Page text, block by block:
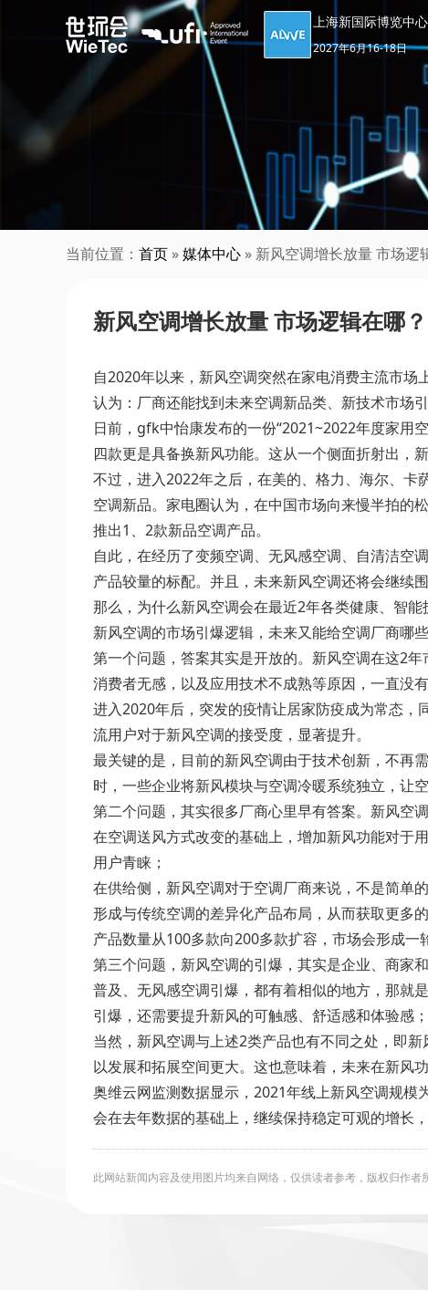
上海新国际博览中心
2027年6月16-18日
当前位置： 首页 »媒体中心 » 新风空调增长放量 市场逻
新风空调增长放量 市场逻辑在哪？
自2020年以来，新风空调突然在家电消费主流市
认为：厂商还能找到未来空调新品类、新技术市场引
日前，gfk中怡康发布的一份“2021~2022年度家用
四款更是具备换新风功能。这从一个侧面折射出，
不过，进入2022年之后，在美的、格力、海尔、
空调新品。家电圈认为，在中国市场向来慢半拍的
推出1、2款新品空调产品。
自此，在经历了变频空调、无风感空调、自清洁空
产品较量的标配。并且，未来新风空调还将会继续
那么，为什么新风空调会在最近2年各类健康、智
新风空调的市场引爆逻辑，未来又能给空调厂商哪
第一个问题，答案其实是开放的。新风空调在这2
消费者无感，以及应用技术不成熟等原因，一直没有
进入2020年后，突发的疫情让居家防疫成为常态
流用户对于新风空调的接受度，显著提升。
最关键的是，目前的新风空调由于技术创新，不再
时，一些企业将新风模块与空调冷暖系统独立，让
第二个问题，其实很多厂商心里早有答案。新风空
在空调送风方式改变的基础上，增加新风功能对于
用户青睐；
在供给侧，新风空调对于空调厂商来说，不是简单
形成与传统空调的差异化产品布局，从而获取更多
产品数量从100多款向200多款扩容，市场会形成一
第三个问题，新风空调的引爆，其实是企业、商家
普及、无风感空调引爆，都有着相似的地方，那就
引爆，还需要提升新风的可触感、舒适感和体验感；
当然，新风空调与上述2类产品也有不同之处，即
以发展和拓展空间更大。这也意味着，未来在新风
奥维云网监测数据显示，2021年线上新风空调规
会在去年数据的基础上，继续保持稳定可观的增长
此网站新闻内容及使用图片均来自网络，仅供读者参考，版权归作